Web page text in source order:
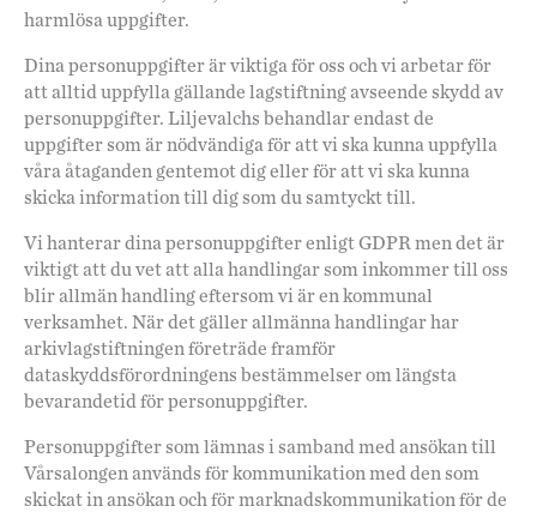
harmlösa uppgifter.
Dina personuppgifter är viktiga för oss och vi arbetar för
att alltid uppfylla gällande lagstiftning avseende skydd av
personuppgifter. Liljevalchs behandlar endast de
uppgifter som är nödvändiga för att vi ska kunna uppfylla
våra åtaganden gentemot dig eller för att vi ska kunna
skicka information till dig som du samtyckt till.
Vi hanterar dina personuppgifter enligt GDPR men det är
viktigt att du vet att alla handlingar som inkommer till oss
blir allmän handling eftersom vi är en kommunal
verksamhet. När det gäller allmänna handlingar har
arkivlagstiftningen företräde framför
dataskyddsförordningens bestämmelser om längsta
bevarandetid för personuppgifter.
Personuppgifter som lämnas i samband med ansökan till
Vårsalongen används för kommunikation med den som
skickat in ansökan och för marknadskommunikation för de